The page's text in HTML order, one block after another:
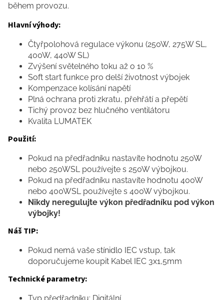
během provozu.
Hlavní výhody:
Čtyřpolohová regulace výkonu (250W, 275W SL,
400W, 440W SL)
Zvýšení světelného toku až o 10 %
Soft start funkce pro delší životnost výbojek
Kompenzace kolísání napětí
Plná ochrana proti zkratu, přehřátí a přepětí
Tichý provoz bez hlučného ventilátoru
Kvalita LUMATEK
Použití:
Pokud na předřadníku nastavíte hodnotu 250W
nebo 250WSL používejte s 250W výbojkou.
Pokud na předřadníku nastavíte hodnotu 400W
nebo 400WSL používejte s 400W výbojkou.
Nikdy neregulujte výkon předřadníku pod výkon
výbojky!
Náš TIP:
Pokud nemá vaše stínidlo IEC vstup, tak
doporučujeme koupit Kabel IEC 3x1,5mm
Technické parametry: